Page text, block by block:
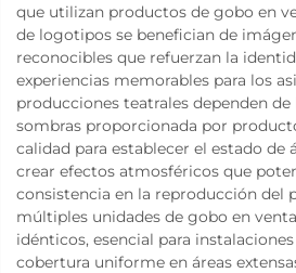
que utilizan productos de gobo en
de logotipos se benefician de
reconocibles que refuerzan la
experiencias memorables para los
producciones teatrales dependen
sombras proporcionada por
calidad para establecer el estado de
crear efectos atmosféricos que
consistencia en la reproducción del
múltiples unidades de gobo en
idénticos, esencial para
cobertura uniforme en áreas